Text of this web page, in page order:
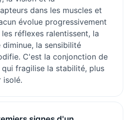
dans les muscles et
évolue progressivement
réflexes ralentissent, la
diminue, la sensibilité
C'est la conjonction de
fragilise la stabilité, plus
isolé.